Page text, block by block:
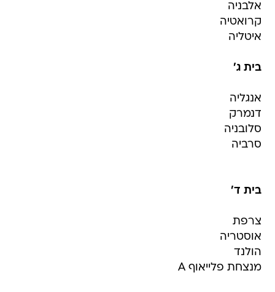
אלבניה
קרואטיה
איטליה
בית ג'
אנגליה
דנמרק
סלובניה
סרביה
בית ד'
צרפת
אוסטריה
הולנד
מנצחת פלייאוף A